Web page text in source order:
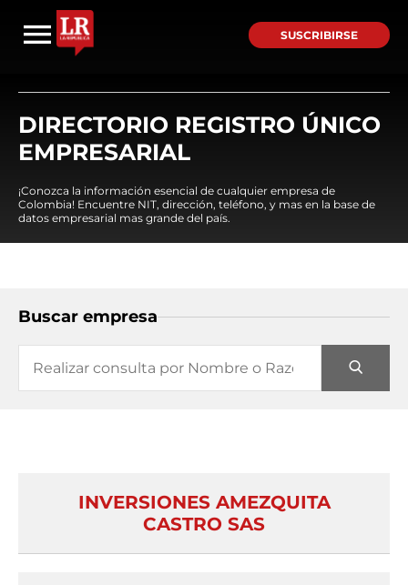
SUSCRIBIRSE
DIRECTORIO REGISTRO ÚNICO
EMPRESARIAL
¡Conozca la información esencial de cualquier empresa de
Colombia! Encuentre NIT, dirección, teléfono, y mas en la base de
datos empresarial mas grande del país.
Buscar empresa
INVERSIONES AMEZQUITA
CASTRO SAS